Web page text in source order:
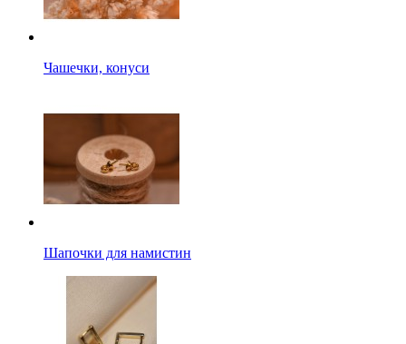
Чашечки, конуси
Шапочки для намистин